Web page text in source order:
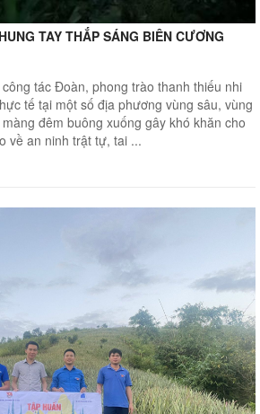
TAY THẮP SÁNG BIÊN CƯƠNG
tác Đoàn, phong trào thanh thiếu nhi
tế tại một số địa phương vùng sâu, vùng
đêm buông xuống gây khó khăn cho
về an ninh trật tự, tai ...